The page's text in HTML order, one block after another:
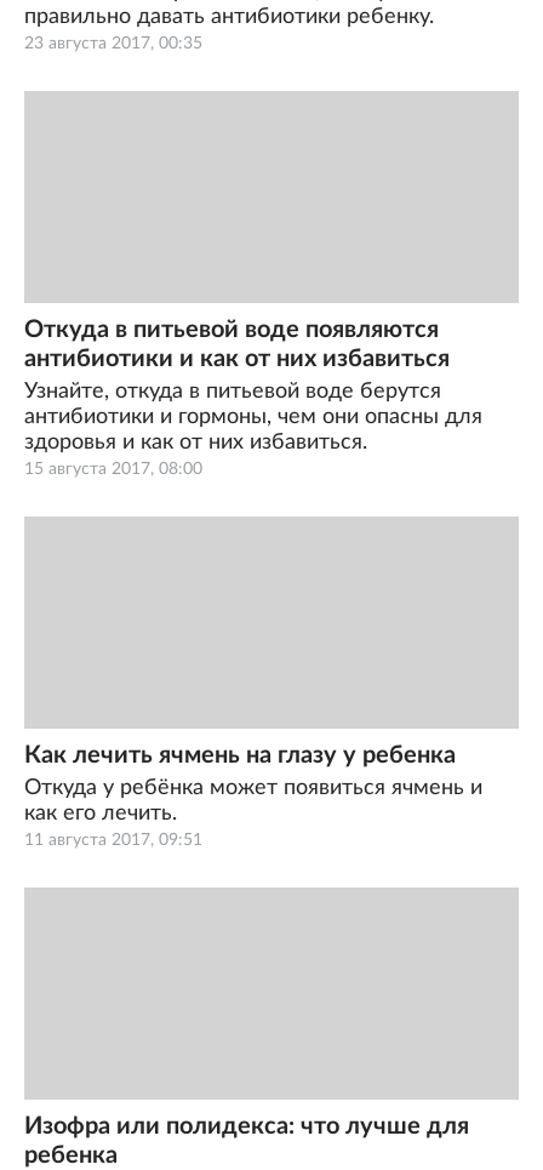
23 августа 2017, 00:35
правильно давать антибиотики ребенку.
15 августа 2017, 08:00
Откуда в питьевой воде появляются
антибиотики и как от них избавиться
Узнайте, откуда в питьевой воде берутся
антибиотики и гормоны, чем они опасны для
здоровья и как от них избавиться.
11 августа 2017, 09:51
Как лечить ячмень на глазу у ребенка
Откуда у ребёнка может появиться ячмень и
как его лечить.
Изофра или полидекса: что лучше для
ребенка